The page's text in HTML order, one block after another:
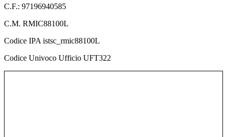
C.F.: 97196940585
C.M. RMIC88100L
Codice IPA istsc_rmic88100L
Codice Univoco Ufficio UFT322